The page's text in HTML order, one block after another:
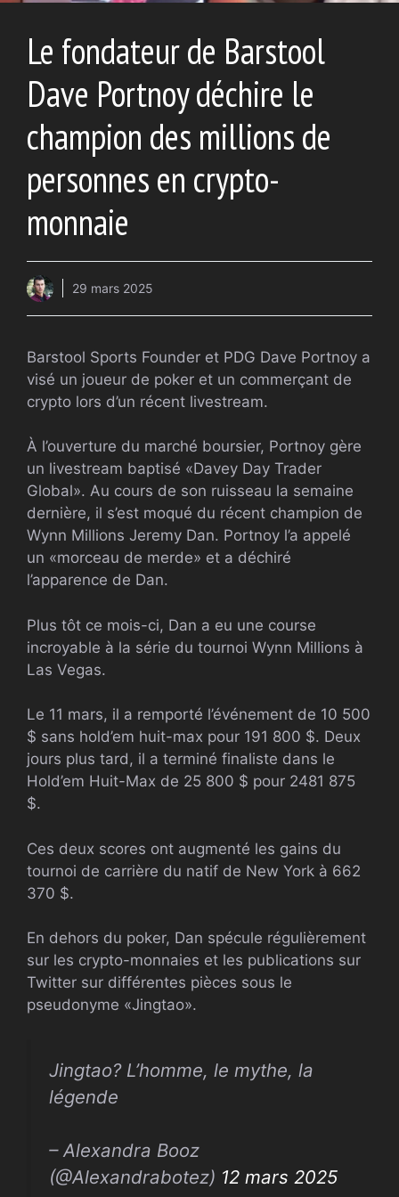
Le fondateur de Barstool
Dave Portnoy déchire le
champion des millions de
personnes en crypto-
monnaie
29 mars 2025
Barstool Sports Founder et PDG Dave Portnoy a
visé un joueur de poker et un commerçant de
crypto lors d’un récent livestream.
À l’ouverture du marché boursier, Portnoy gère
un livestream baptisé «Davey Day Trader
Global». Au cours de son ruisseau la semaine
dernière, il s’est moqué du récent champion de
Wynn Millions Jeremy Dan. Portnoy l’a appelé
un «morceau de merde» et a déchiré
l’apparence de Dan.
Plus tôt ce mois-ci, Dan a eu une course
incroyable à la série du tournoi Wynn Millions à
Las Vegas.
Le 11 mars, il a remporté l’événement de 10 500
$ sans hold’em huit-max pour 191 800 $. Deux
jours plus tard, il a terminé finaliste dans le
Hold’em Huit-Max de 25 800 $ pour 2481 875
$.
Ces deux scores ont augmenté les gains du
tournoi de carrière du natif de New York à 662
370 $.
En dehors du poker, Dan spécule régulièrement
sur les crypto-monnaies et les publications sur
Twitter sur différentes pièces sous le
pseudonyme «Jingtao».
Jingtao? L’homme, le mythe, la
légende
– Alexandra Booz
(@Alexandrabotez) 12 mars 2025